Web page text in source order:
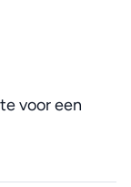
voor een